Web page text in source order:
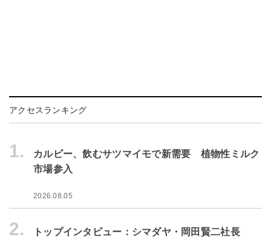
アクセスランキング
1.
カルビー、飲むサツマイモで新需要 植物性ミルク
市場参入
2026.08.05
2. トップインタビュー：シマダヤ・岡田賢二社長